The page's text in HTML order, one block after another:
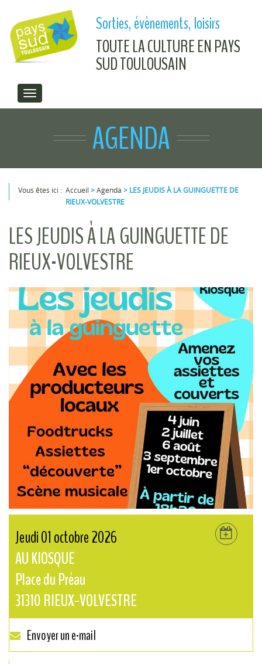
Sorties, évènements, loisirs
TOUTE LA CULTURE EN PAYS
SUD TOULOUSAIN
AGENDA
Vous êtes ici :
Vous êtes ici
Accueil >Agenda > LES JEUDIS À LA GUINGUETTE DE
RIEUX-VOLVESTRE
LES JEUDIS À LA GUINGUETTE DE
RIEUX-VOLVESTRE
Jeudi 01 octobre 2026
AU KIOSQUE
Place du Préau
31310RIEUX-VOLVESTRE
Envoyer un e-mail